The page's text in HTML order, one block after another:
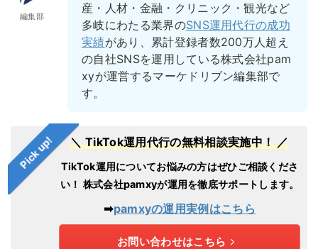
編集部
産・人材・金融・クリニック・観光など
多岐にわたる業界のSNS運用代行の成功
実績があり、累計登録者数200万人超え
の自社SNSを運用している株式会社pam
xyが運営するマーケドリブン編集部で
す。
Pick up! ＼ TikTok運用代行の無料相談実施中！ ／
TikTok運用についてお悩みの方はぜひご相談くださ
い！ 株式会社pamxyが運用を徹底サポートします。
➡︎pamxyの運用実例はこちら
お問い合わせはこちら